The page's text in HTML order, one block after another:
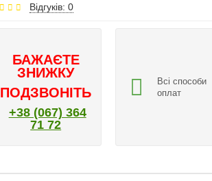
Відгуків: 0
БАЖАЄТЕ
ЗНИЖКУ
ПОДЗВОНІТЬ
+38 (067) 364
71 72
Всі способи
оплат